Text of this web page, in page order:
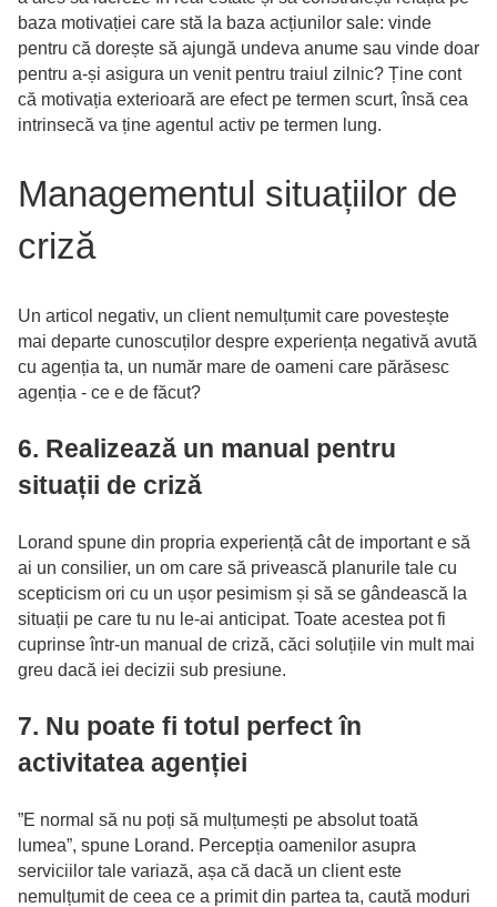
baza motivației care stă la baza acțiunilor sale: vinde
pentru că dorește să ajungă undeva anume sau vinde doar
pentru a-și asigura un venit pentru traiul zilnic? Ține cont
că motivația exterioară are efect pe termen scurt, însă cea
intrinsecă va ține agentul activ pe termen lung.
Managementul situațiilor de
criză
Un articol negativ, un client nemulțumit care povestește
mai departe cunoscuților despre experiența negativă avută
cu agenția ta, un număr mare de oameni care părăsesc
agenția - ce e de făcut?
6. Realizează un manual pentru
situații de criză
Lorand spune din propria experiență cât de important e să
ai un consilier, un om care să privească planurile tale cu
scepticism ori cu un ușor pesimism și să se gândească la
situații pe care tu nu le-ai anticipat. Toate acestea pot fi
cuprinse într-un manual de criză, căci soluțiile vin mult mai
greu dacă iei decizii sub presiune.
7. Nu poate fi totul perfect în
activitatea agenției
”E normal să nu poți să mulțumești pe absolut toată
lumea”, spune Lorand. Percepția oamenilor asupra
serviciilor tale variază, așa că dacă un client este
nemulțumit de ceea ce a primit din partea ta, caută moduri